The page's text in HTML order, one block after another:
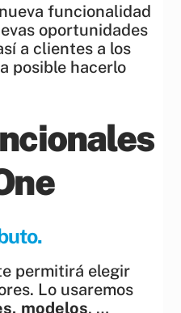
funcionalidad
oportunidades
a clientes a los
posible hacerlo
permitirá elegir
Lo usaremos
modelos, …